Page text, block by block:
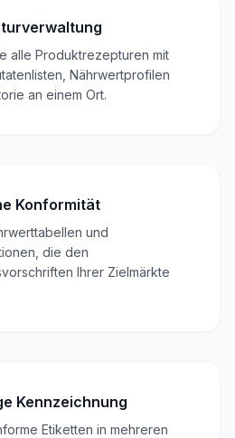
alle Produktrezepturen mit
Nährwertprofilen
an einem Ort.
Konformität
und
die den
Ihrer Zielmärkte
Kennzeichnung
Etiketten in mehreren